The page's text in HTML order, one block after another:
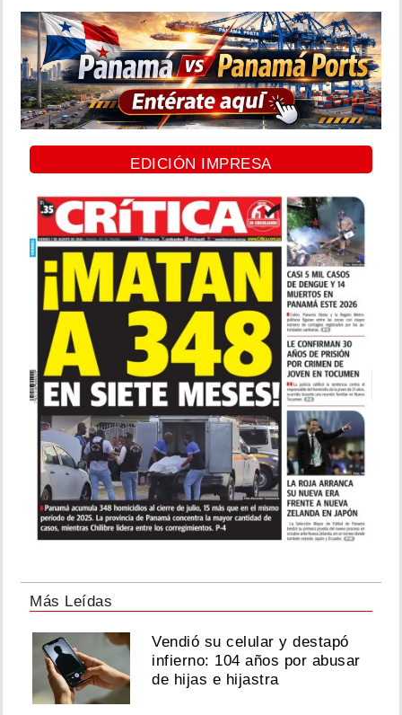
EDICIÓN IMPRESA
Más Leídas
Vendió su celular y destapó
infierno: 104 años por abusar
de hijas e hijastra